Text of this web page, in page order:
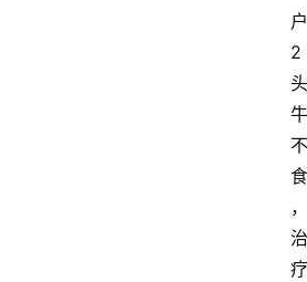
户
2
头
牛
不
食
，
治
疗